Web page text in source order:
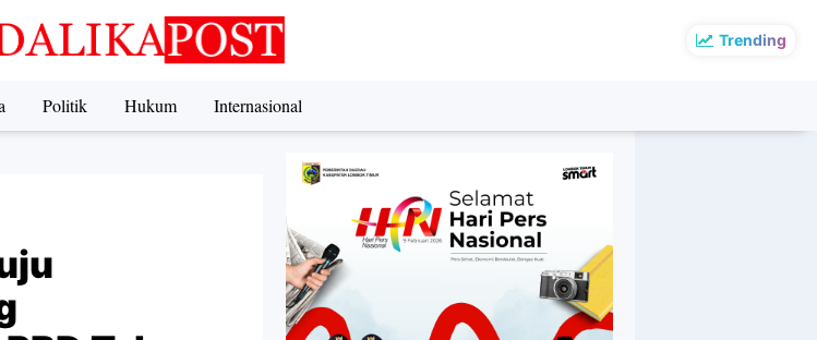
Trending
Politik Hukum Internasional